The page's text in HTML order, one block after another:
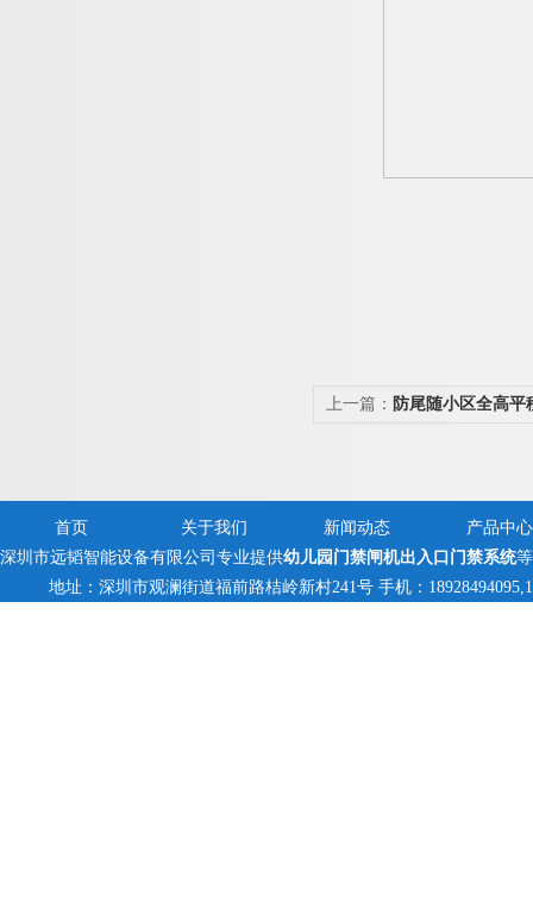
上一篇： 防尾随小区全高平
首页 关于我们 新闻动态
产品中心
深圳市远韬智能设备有限公司专业提供幼儿园门禁闸机出入口门禁系统
地址：深圳市观澜街道福前路桔岭新村241号 手机：